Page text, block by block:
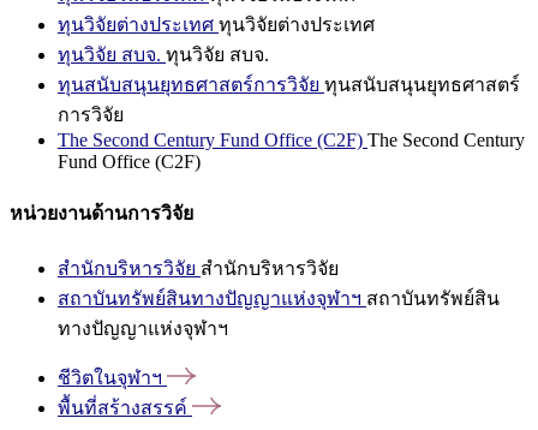
ทุนวิจัยต่างประเทศ ทุนวิจัยต่างประเทศ
ทุนวิจัย สบจ. ทุนวิจัย สบจ.
ทุนสนับสนุนยุทธศาสตร์การวิจัย ทุนสนับสนุนยุทธศาสตร์
การวิจัย
The Second Century Fund Office (C2F) The Second Century
Fund Office (C2F)
หน่วยงานด้านการวิจัย
สำนักบริหารวิจัย สำนักบริหารวิจัย
สถาบันทรัพย์สินทางปัญญาแห่งจุฬาฯ สถาบันทรัพย์สิน
ทางปัญญาแห่งจุฬาฯ
ชีวิตในจุฬาฯ
พื้นที่สร้างสรรค์